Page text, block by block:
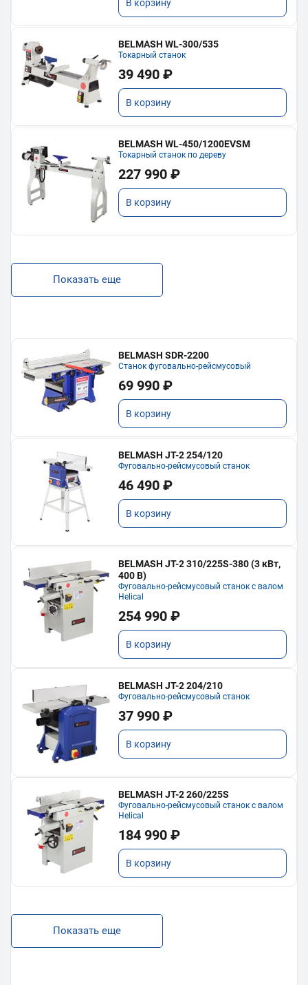
В корзину
BELMASH WL-300/535
Токарный станок
39 490 ₽
В корзину
BELMASH WL-450/1200EVSM
Токарный станок по дереву
227 990 ₽
В корзину
Показать еще
BELMASH SDR-2200
Станок фуговально-рейсмусовый
69 990 ₽
В корзину
BELMASH JT-2 254/120
Фуговально-рейсмусовый станок
46 490 ₽
В корзину
BELMASH JT-2 310/225S-380 (3 кВт,
400 В)
Фуговально-рейсмусовый станок с валом
Helical
254 990 ₽
В корзину
BELMASH JT-2 204/210
Фуговально-рейсмусовый станок
37 990 ₽
В корзину
BELMASH JT-2 260/225S
Фуговально-рейсмусовый станок с валом
Helical
184 990 ₽
В корзину
Показать еще